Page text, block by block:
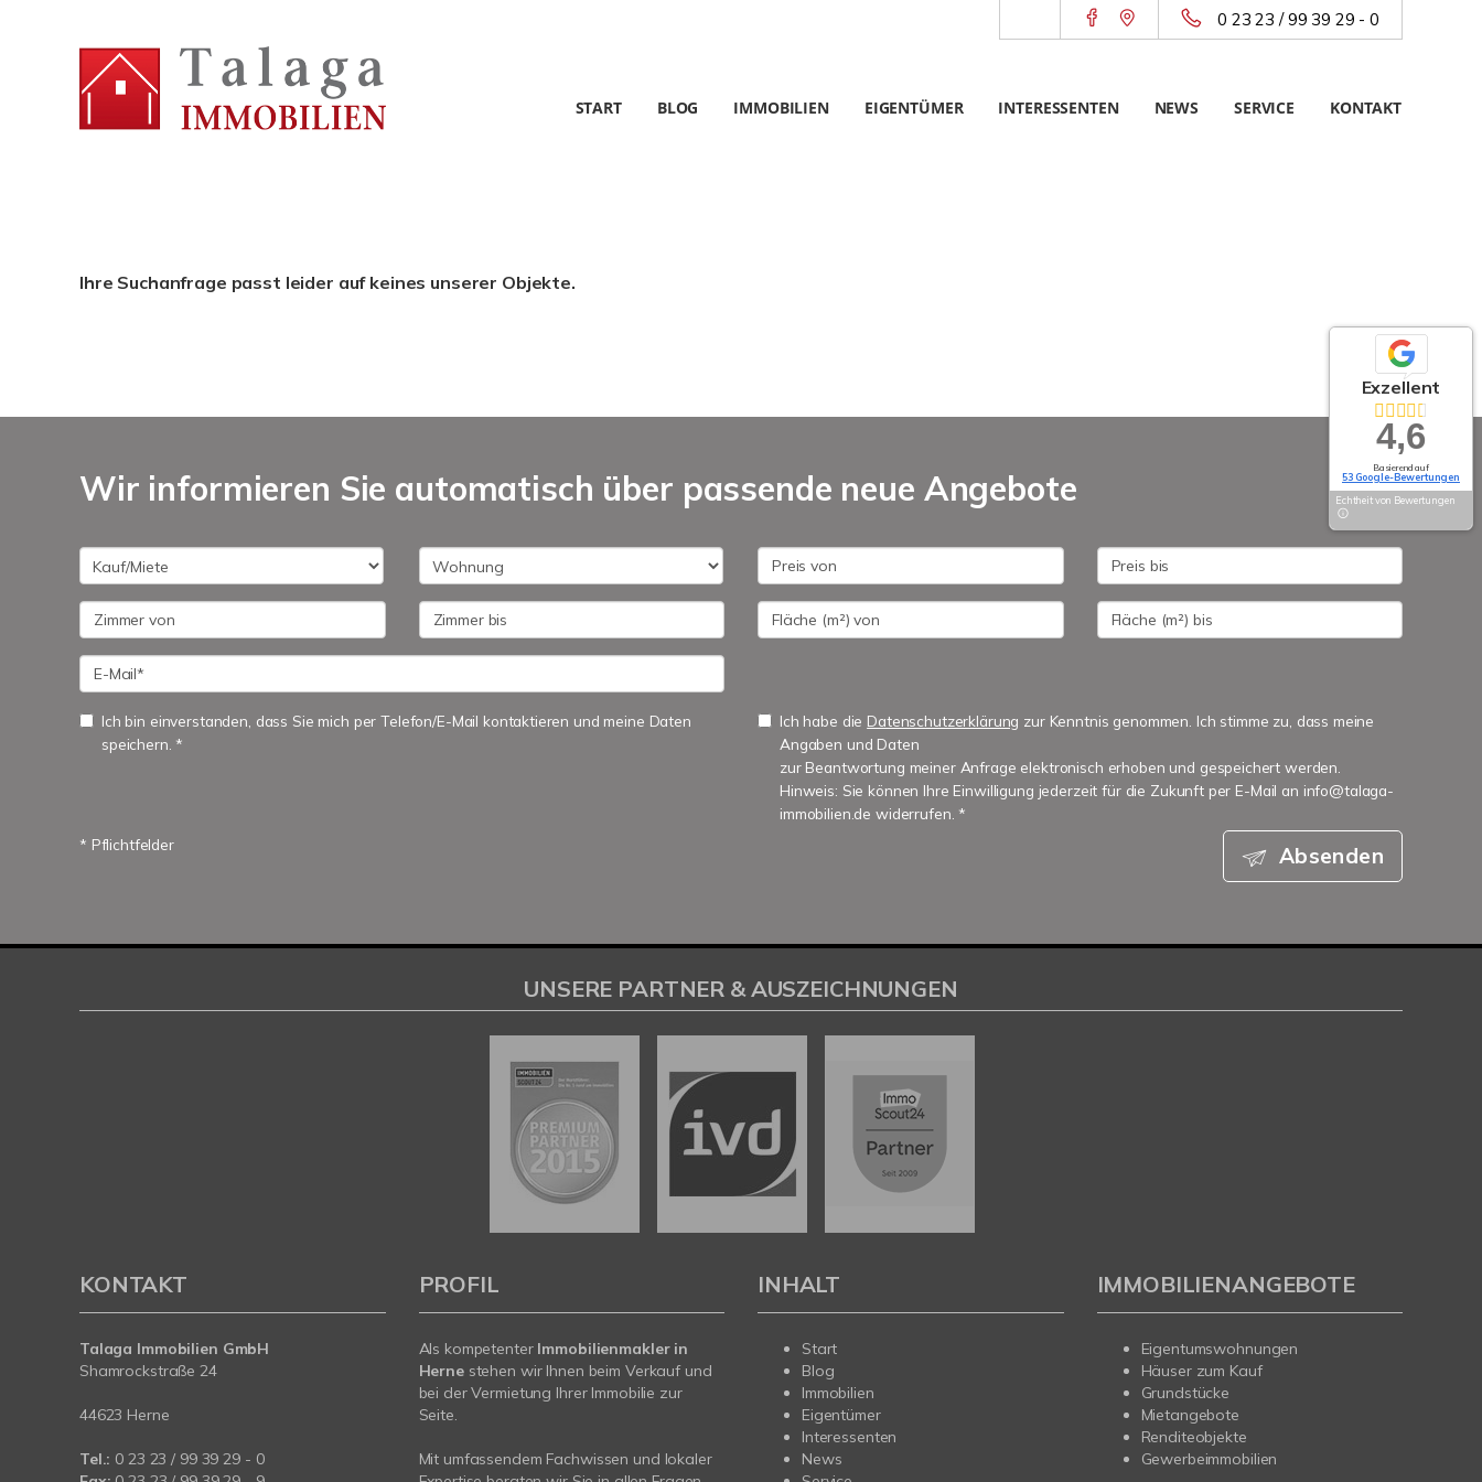
0 23 23 / 99 39 29 - 0
START BLOG IMMOBILIEN EIGENTÜMER INTERESSENTEN NEWS SERVICE KONTAKT
Ihre Suchanfrage passt leider auf keines unserer Objekte.
Wir informieren Sie automatisch über passende neue Angebote
Ich bin einverstanden, dass Sie mich per Telefon/E-Mail kontaktieren und meine Daten
speichern. *
Ich habe die Datenschutzerklärung zur Kenntnis genommen. Ich stimme zu, dass meine
Angaben und Daten
zur Beantwortung meiner Anfrage elektronisch erhoben und gespeichert werden.
Hinweis: Sie können Ihre Einwilligung jederzeit für die Zukunft per E-Mail an info@talaga-
immobilien.de widerrufen. *
* Pflichtfelder
Absenden
Exzellent
4,6
Basierend auf
53 Google-Bewertungen
Echtheit von Bewertungen
UNSERE PARTNER & AUSZEICHNUNGEN
KONTAKT
Talaga Immobilien GmbH
Shamrockstraße 24
44623 Herne
Tel.: 0 23 23 / 99 39 29 - 0
PROFIL
Als kompetenter Immobilienmakler in
Hernestehen wir Ihnen beim Verkauf und
bei der Vermietung Ihrer Immobilie zur
Seite.
Mit umfassendem Fachwissen und lokaler
INHALT
Start
Blog
Immobilien
Eigentümer
Interessenten
News
IMMOBILIENANGEBOTE
Eigentumswohnungen
Häuser zum Kauf
Grundstücke
Mietangebote
Renditeobjekte
Gewerbeimmobilien